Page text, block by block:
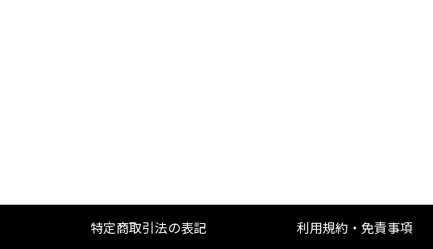
特定商取引法の表記 利用規約・免責事項